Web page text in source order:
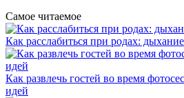
Самое читаемое
Как расслабиться при родах:
Как развлечь гостей во время
идей